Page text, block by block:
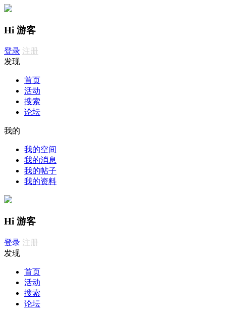
Hi 游客
登录 注册
发现
首页
活动
搜索
论坛
我的
我的空间
我的消息
我的帖子
我的资料
Hi 游客
登录 注册
发现
首页
活动
搜索
论坛